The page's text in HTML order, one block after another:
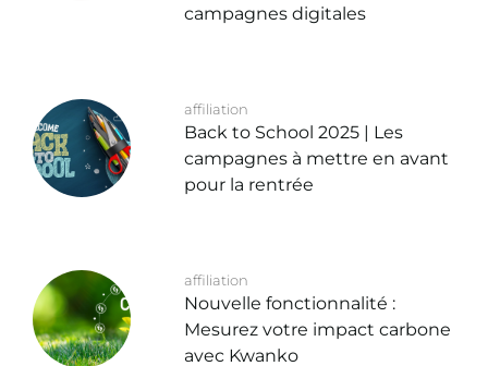
campagnes digitales
affiliation
Back to School 2025 | Les
campagnes à mettre en avant
pour la rentrée
affiliation
Nouvelle fonctionnalité :
Mesurez votre impact carbone
avec Kwanko